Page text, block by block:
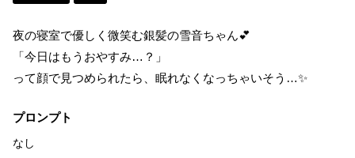
夜の寝室で優しく微笑む銀髪の雪音ちゃん💕
「今日はもうおやすみ…？」
って顔で見つめられたら、眠れなくなっちゃいそう…✨
プロンプト
なし